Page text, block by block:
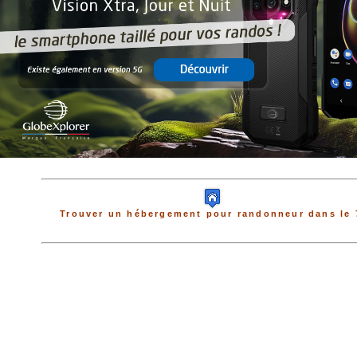
Trouver un hébergement pour randonneur dans le